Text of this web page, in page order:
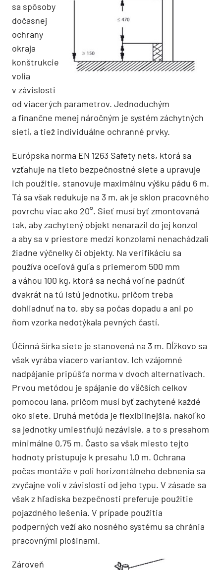
sa spôsoby
dočasnej
ochrany
okraja
konštrukcie
volia
v závislosti
od viacerých parametrov. Jednoduchým
a finančne menej náročným je systém záchytných
sietí, a tiež indivi­duálne ochranné prvky.
Európska norma EN 1263 Safety nets, ktorá sa
vzťahuje na tieto bezpečnostné siete a upravuje
ich použitie, stanovuje maximálnu výšku pádu 6 m.
Tá sa však redukuje na 3 m, ak je sklon pracovného
povrchu viac ako 20°. Sieť musí byť zmontovaná
tak, aby zachytený objekt nenarazil do jej konzol
a aby sa v priestore medzi konzolami nenachádzali
žiadne výčnelky či objekty. Na verifikáciu sa
používa oceľová guľa s priemerom 500 mm
a váhou 100 kg, ktorá sa nechá voľne padnúť
dvakrát na tú istú jednotku, pričom treba
dohliadnuť na to, aby sa počas dopadu a ani po
ňom vzorka nedotýkala pevných častí.
Účinná šírka siete je stanovená na 3 m. Dĺžkovo sa
však vyrába viacero variantov. Ich vzájomné
nadpájanie pripúšťa norma v dvoch alternatívach.
Prvou metódou je spájanie do väčších celkov
pomocou lana, pričom musí byť zachytené každé
oko siete. Druhá metóda je flexibilnejšia, nakoľko
sa jednotky umiestňujú nezávisle, a to s presahom
minimálne 0,75 m. Často sa však miesto tejto
hodnoty pristupuje k presahu 1,0 m. Ochrana
počas montáže v poli horizontálneho debnenia sa
zvyčajne volí v závislosti od jeho typu. V zásade sa
však z hľadiska bezpečnosti preferuje použitie
pojazdného lešenia. V prípade použitia
podperných veží ako nosného systému sa chránia
pracovnými plošinami.
Zároveň